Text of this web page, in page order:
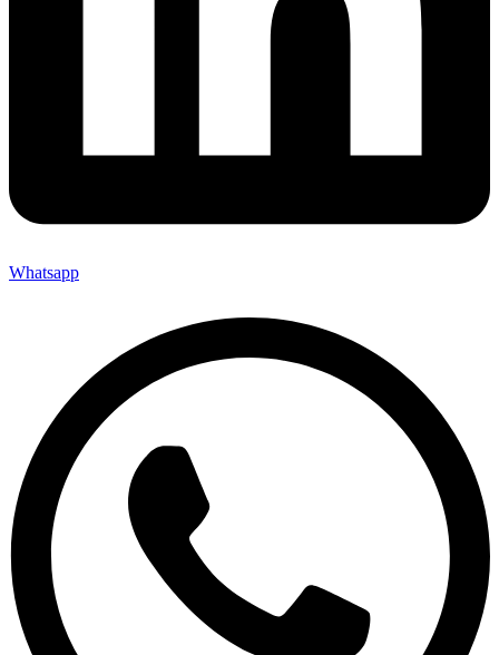
Whatsapp